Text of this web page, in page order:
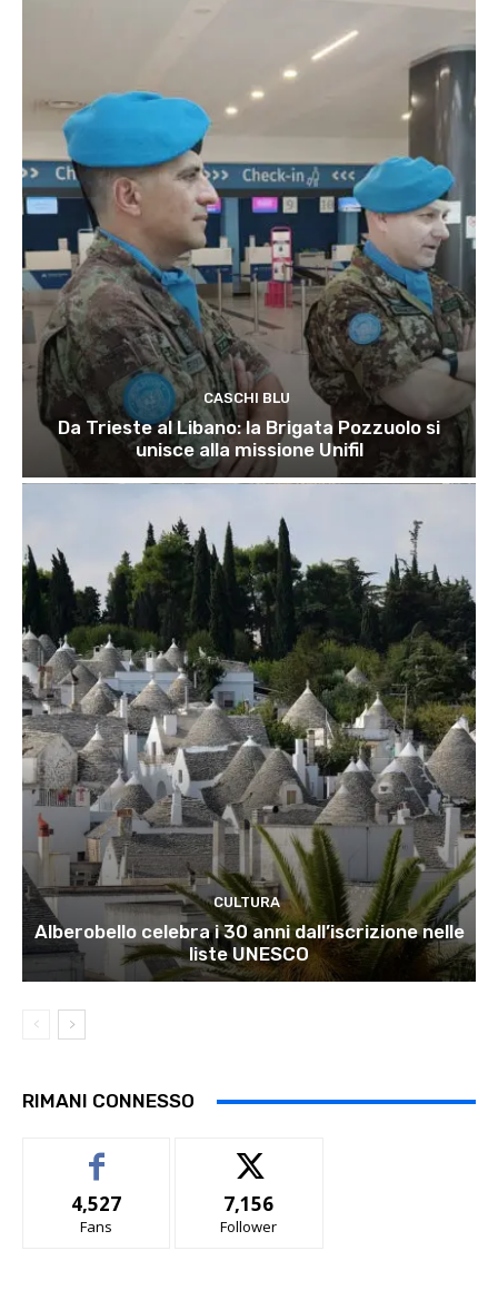
CASCHI BLU
Da Trieste al Libano: la Brigata Pozzuolo si
unisce alla missione Unifil
CULTURA
Alberobello celebra i 30 anni dall’iscrizione nelle
liste UNESCO
RIMANI CONNESSO
4,527
Fans
7,156
Follower